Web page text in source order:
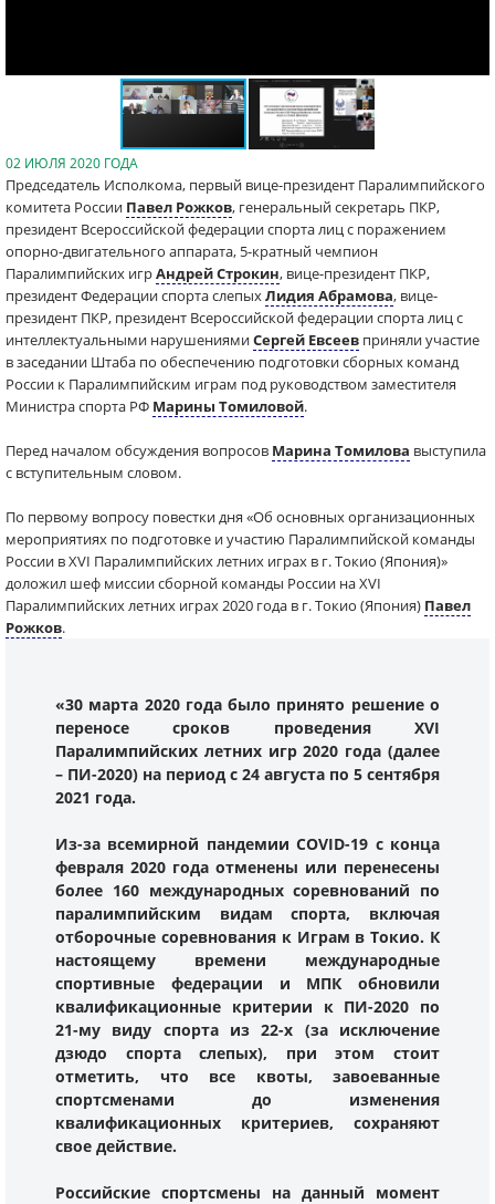
02 ИЮЛЯ 2020 ГОДА
Председатель Исполкома, первый вице-президент Паралимпийского
комитета России Павел Рожков, генеральный секретарь ПКР,
президент Всероссийской федерации спорта лиц с поражением
опорно-двигательного аппарата, 5-кратный чемпион
Паралимпийских игрАндрей Строкин, вице-президент ПКР,
президент Федерации спорта слепыхЛидия Абрамова, вице-
президент ПКР, президент Всероссийской федерации спорта лиц с
интеллектуальными нарушениямиСергей Евсеев приняли участие
в заседании Штаба по обеспечению подготовки сборных команд
России к Паралимпийским играм под руководством заместителя
Министра спорта РФ Марины Томиловой.
Перед началом обсуждения вопросов Марина Томилова выступила
с вступительным словом.
По первому вопросу повестки дня «Об основных организационных
мероприятиях по подготовке и участию Паралимпийской команды
России в XVI Паралимпийских летних играх в г. Токио (Япония)»
доложил шеф миссии сборной команды России на XVI
Паралимпийских летних играх 2020 года в г. Токио (Япония) Павел
Рожков.
«30 марта 2020 года было принято решение о
переносе сроков проведения XVI
Паралимпийских летних игр 2020 года (далее
– ПИ-2020) на период с 24 августа по 5 сентября
2021 года.
Из-за всемирной пандемии COVID-19 с конца
февраля 2020 года отменены или перенесены
более 160 международных соревнований по
паралимпийским видам спорта, включая
отборочные соревнования к Играм в Токио. К
настоящему времени международные
спортивные федерации и МПК обновили
квалификационные критерии к ПИ-2020 по
21-му виду спорта из 22-х (за исключение
дзюдо спорта слепых), при этом стоит
отметить, что все квоты, завоеванные
спортсменами до изменения
квалификационных критериев, сохраняют
свое действие.
Российские спортсмены на данный момент